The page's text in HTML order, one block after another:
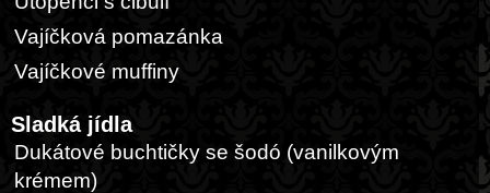
Vajíčková pomazánka
Vajíčkové muffiny
Sladká jídla
Dukátové buchtičky se šodó (vanilkovým
krémem)